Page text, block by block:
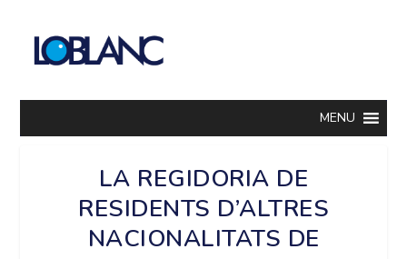
MENU
LA REGIDORIA DE
RESIDENTS D’ALTRES
NACIONALITATS DE